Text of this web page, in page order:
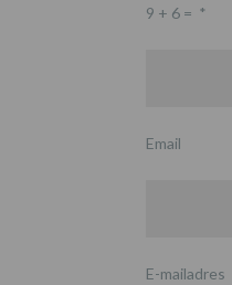
9 + 6 = *
Email
E-mailadres